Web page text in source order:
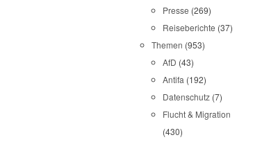
Presse (269)
Reiseberichte (37)
Themen (953)
AfD (43)
Antifa (192)
Datenschutz (7)
Flucht & Migration
(430)